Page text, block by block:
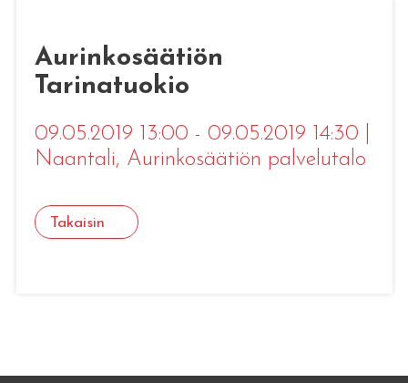
Aurinkosäätiön
Tarinatuokio
09.05.2019 13:00 - 09.05.2019 14:30
Naantali, Aurinkosäätiön palvelutalo
Takaisin